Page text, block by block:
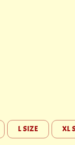
L SIZE XL